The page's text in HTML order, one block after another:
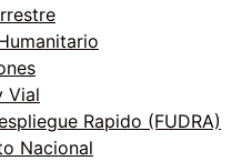
Vial
Rapido (FUDRA)
Nacional